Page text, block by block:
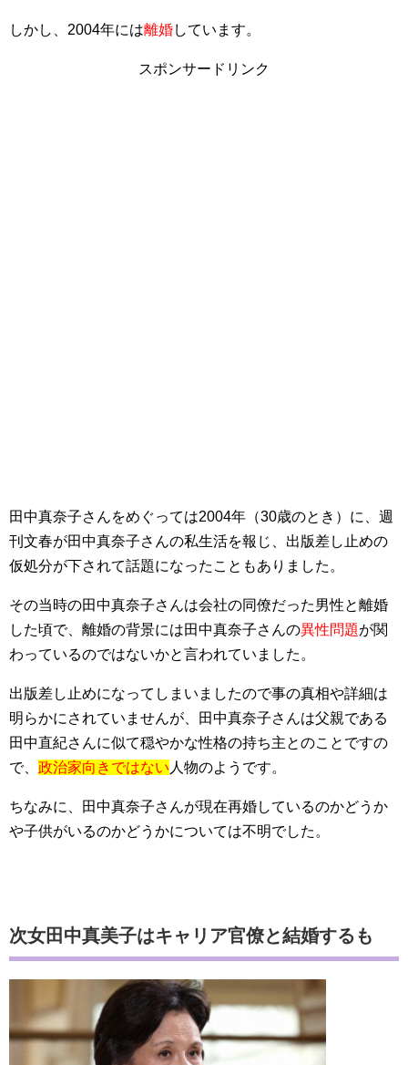
しかし、2004年には離婚しています。
スポンサードリンク
田中真奈子さんをめぐっては2004年（30歳のとき）に、週
刊文春が田中真奈子さんの私生活を報じ、出版差し止めの
仮処分が下されて話題になったこともありました。
その当時の田中真奈子さんは会社の同僚だった男性と離婚
した頃で、離婚の背景には田中真奈子さんの異性問題が関
わっているのではないかと言われていました。
出版差し止めになってしまいましたので事の真相や詳細は
明らかにされていませんが、田中真奈子さんは父親である
田中直紀さんに似て穏やかな性格の持ち主とのことですの
で、 政治家向きではない人物のようです。
ちなみに、田中真奈子さんが現在再婚しているのかどうか
や子供がいるのかどうかについては不明でした。
次女田中真美子はキャリア官僚と結婚するも